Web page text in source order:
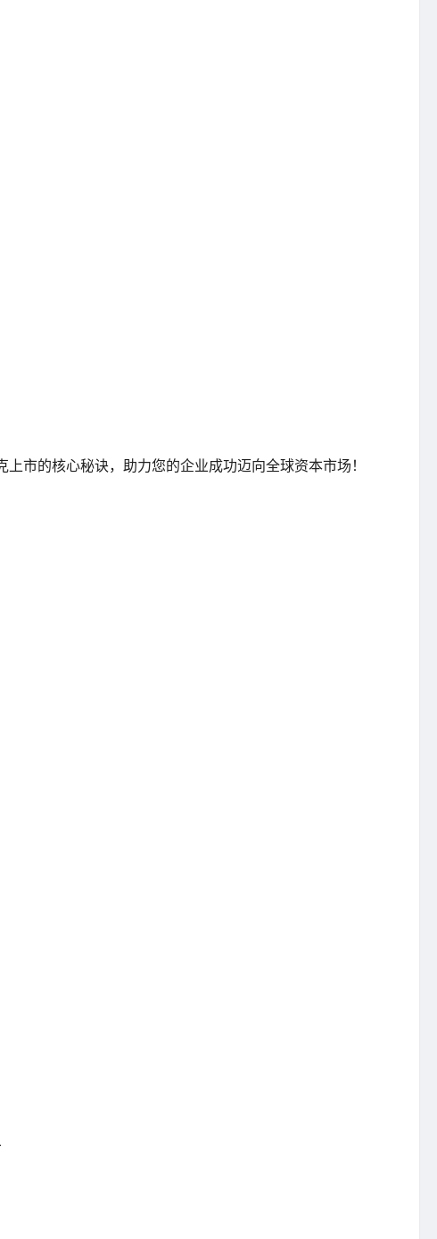
市的核心秘诀，助力您的企业成功迈向全球资本市场！